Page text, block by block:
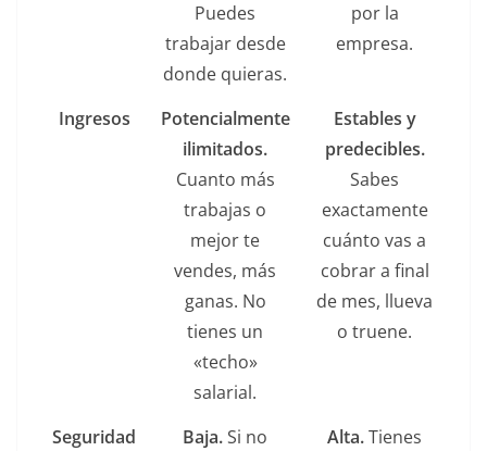
Puedes
trabajar desde
donde quieras.
por la
empresa.
Ingresos
Potencialmente
ilimitados.
Cuanto más
trabajas o
mejor te
vendes, más
ganas. No
tienes un
«techo»
salarial.
Estables y
predecibles.
Sabes
exactamente
cuánto vas a
cobrar a final
de mes, llueva
o truene.
Seguridad
Baja.Si no
Alta.Tienes